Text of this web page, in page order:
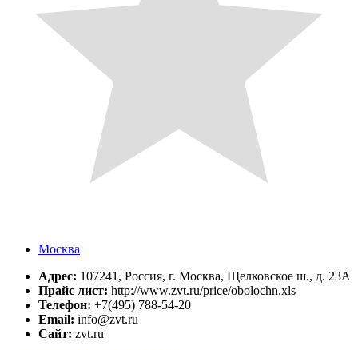
Москва
Адрес: 107241, Россия, г. Москва, Щелковское ш., д. 23А
Прайс лист: http://www.zvt.ru/price/obolochn.xls
Телефон: +7(495) 788-54-20
Email: info@zvt.ru
Сайт: zvt.ru